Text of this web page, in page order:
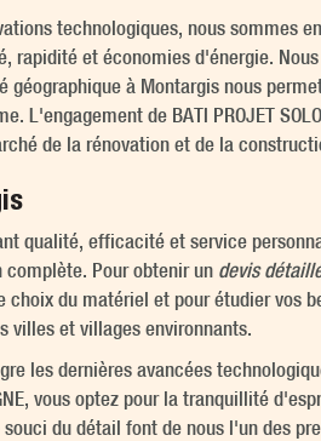
technologiques, nous sommes
et économies d'énergie.
à Montargis nous
L'engagement de BATI PROJET
de la rénovation et de la
efficacité et service
Pour obtenir un devis
du matériel et pour étudier vos
villes et villages environnants.
les dernières avancées
vous optez pour la tranquillité
du détail font de nous l'un des